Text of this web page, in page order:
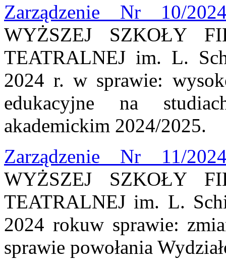
Zarządzenie Nr 10/
WYŻSZEJ SZKOŁY
TEATRALNEJ im. L.
2024 r. w sprawie:
edukacyjne na
akademickim 2024/2025.
Zarządzenie Nr 11/
WYŻSZEJ SZKOŁY
TEATRALNEJ im. L.
2024 rokuw sprawie:
sprawie powołania